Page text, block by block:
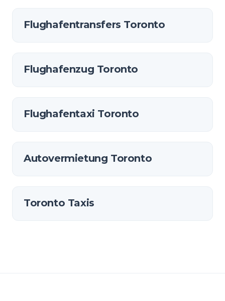
Flughafentransfers Toronto
Flughafenzug Toronto
Flughafentaxi Toronto
Autovermietung Toronto
Toronto Taxis